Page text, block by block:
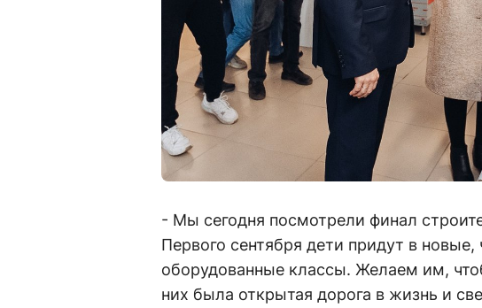
- Мы сегодня посмотрели финал
Первого сентября дети придут в
оборудованные классы. Желаем им,
них была открытая дорога в жизнь и